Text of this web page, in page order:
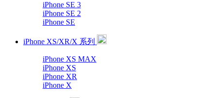
iPhone SE 3
iPhone SE 2
iPhone SE
iPhone XS/XR/X 系列
iPhone XS MAX
iPhone XS
iPhone XR
iPhone X